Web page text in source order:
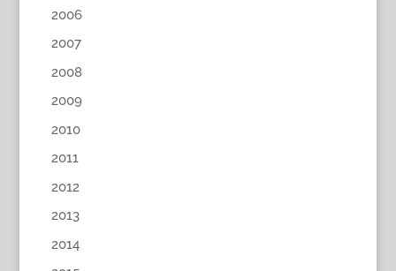
2006
2007
2008
2009
2010
2011
2012
2013
2014